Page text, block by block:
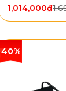
1,014,000₫
40%